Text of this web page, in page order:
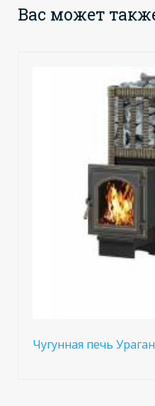
Вас может
Чугунная печь